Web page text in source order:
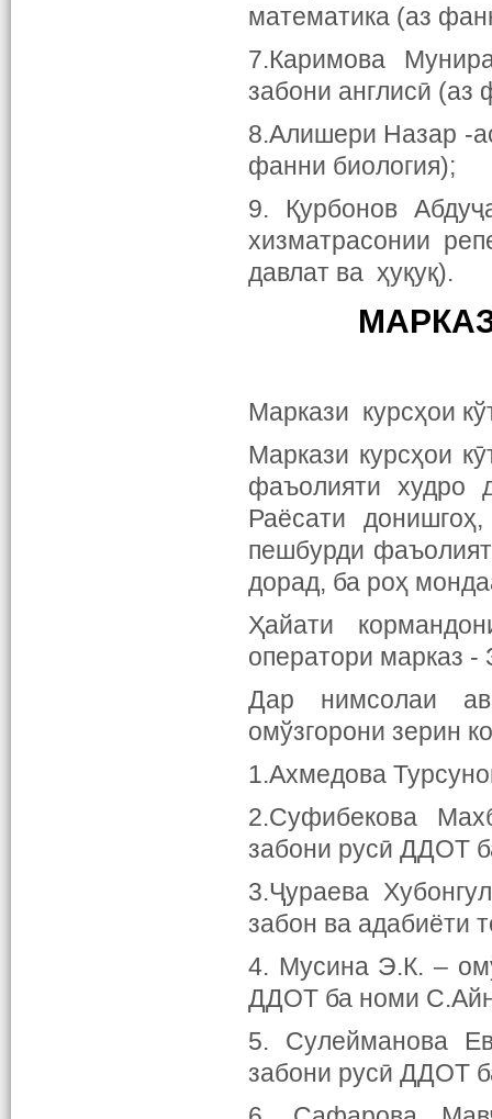
математика (аз
7.Каримова
забони англисӣ (аз
8.Алишери Назар -
фанни биология);
9. Қурбонов
хизматрасонии
давлат ва ҳуқуқ).
Маркази курсҳои
Маркази курсҳои
фаъолияти худро
Раёсати
пешбурди
дорад, ба роҳ
Ҳайати
оператори марказ -
Дар нимсолаи
омўзгорони зерин
1.Ахмедова
2.Суфибекова
забони русӣ ДДОТ
3.Ҷураева
забон ва адабиёти
4. Мусина Э.К. –
ДДОТ ба номи
5. Сулейманова
забони русӣ ДДОТ